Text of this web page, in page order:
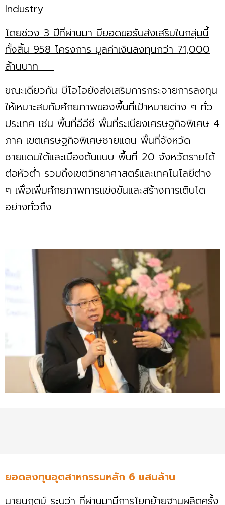
Industry
โดยช่วง 3 ปีที่ผ่านมา มียอดขอรับส่งเสริมในกลุ่มนี้
ทั้งสิ้น 958 โครงการ มูลค่าเงินลงทุนกว่า 71,000
ล้านบาท
ขณะเดียวกัน บีโอไอยังส่งเสริมการกระจายการลงทุน
ให้เหมาะสมกับศักยภาพของพื้นที่เป้าหมายต่าง ๆ ทั่ว
ประเทศ เช่น พื้นที่อีอีซี พื้นที่ระเบียงเศรษฐกิจพิเศษ 4
ภาค เขตเศรษฐกิจพิเศษชายแดน พื้นที่จังหวัด
ชายแดนใต้และเมืองต้นแบบ พื้นที่ 20 จังหวัดรายได้
ต่อหัวต่ำ รวมถึงเขตวิทยาศาสตร์และเทคโนโลยีต่าง
ๆ เพื่อเพิ่มศักยภาพการแข่งขันและสร้างการเติบโต
อย่างทั่วถึง
ยอดลงทุนอุตสาหกรรมหลัก 6 แสนล้าน
นายนฤตม์ ระบุว่า ที่ผ่านมามีการโยกย้ายฐานผลิตครั้ง